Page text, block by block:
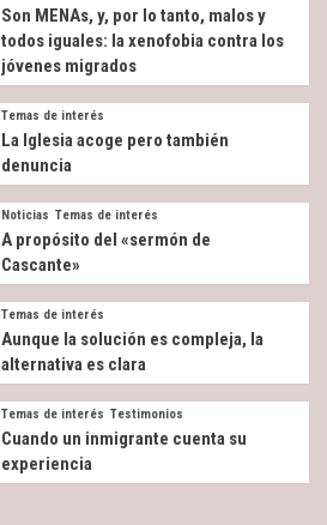
Son MENAs, y, por lo tanto, malos y
todos iguales: la xenofobia contra los
jóvenes migrados
Temas de interés
La Iglesia acoge pero también
denuncia
Noticias Temas de interés
A propósito del «sermón de
Cascante»
Temas de interés
Aunque la solución es compleja, la
alternativa es clara
Temas de interés Testimonios
Cuando un inmigrante cuenta su
experiencia